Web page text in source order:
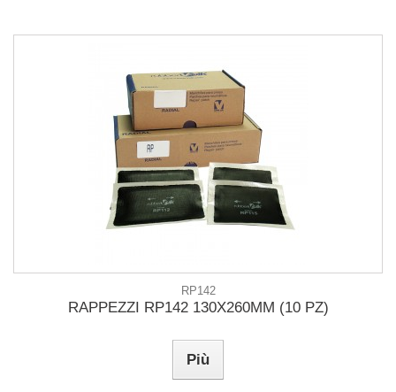
RP142
RAPPEZZI RP142 130X260MM (10 PZ)
Più